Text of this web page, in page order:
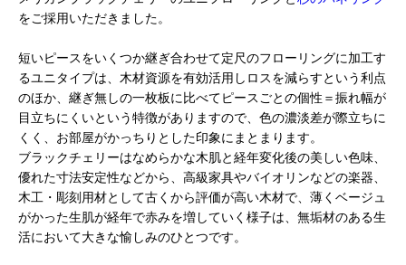
をご採用いただきました。
短いピースをいくつか継ぎ合わせて定尺のフローリングに加工す
るユニタイプは、木材資源を有効活用しロスを減らすという利点
のほか、継ぎ無しの一枚板に比べてピースごとの個性＝振れ幅が
目立ちにくいという特徴がありますので、色の濃淡差が際立ちに
くく、お部屋がかっちりとした印象にまとまります。
ブラックチェリーはなめらかな木肌と経年変化後の美しい色味、
優れた寸法安定性などから、高級家具やバイオリンなどの楽器、
木工・彫刻用材として古くから評価が高い木材で、薄くベージュ
がかった生肌が経年で赤みを増していく様子は、無垢材のある生
活において大きな愉しみのひとつです。